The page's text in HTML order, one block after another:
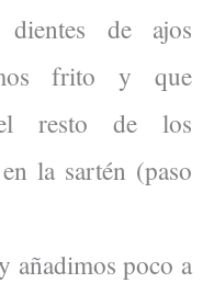
de ajos
frito y que
resto de los
la sartén (paso
añadimos poco a